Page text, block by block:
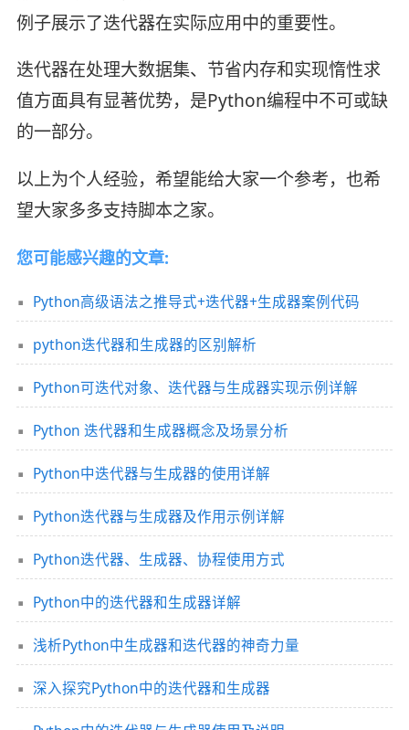
例子展示了迭代器在实际应用中的重要性。
迭代器在处理大数据集、节省内存和实现惰性求
值方面具有显著优势，是Python编程中不可或缺
的一部分。
以上为个人经验，希望能给大家一个参考，也希
望大家多多支持脚本之家。
您可能感兴趣的文章:
Python高级语法之推导式+迭代器+生成器案例代码
python迭代器和生成器的区别解析
Python可迭代对象、迭代器与生成器实现示例详解
Python 迭代器和生成器概念及场景分析
Python中迭代器与生成器的使用详解
Python迭代器与生成器及作用示例详解
Python迭代器、生成器、协程使用方式
Python中的迭代器和生成器详解
浅析Python中生成器和迭代器的神奇力量
深入探究Python中的迭代器和生成器